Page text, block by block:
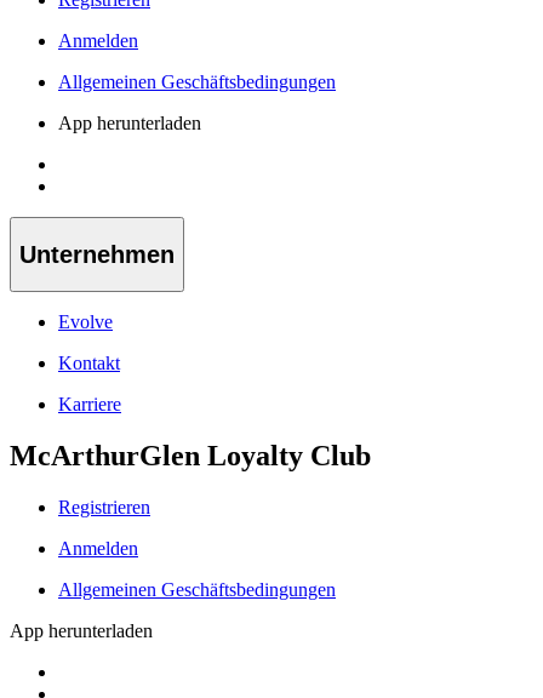
Anmelden
Allgemeinen Geschäftsbedingungen
App herunterladen
Unternehmen
Evolve
Kontakt
Karriere
McArthurGlen Loyalty Club
Registrieren
Anmelden
Allgemeinen Geschäftsbedingungen
App herunterladen